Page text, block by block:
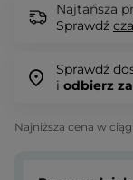
Najtańsza
Sprawdź
Sprawdź
i odbierz
Najniższa cena w